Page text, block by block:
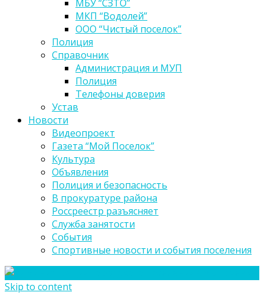
МБУ “СЗТО”
МКП “Водолей”
ООО “Чистый поселок”
Полиция
Справочник
Администрация и МУП
Полиция
Телефоны доверия
Устав
Новости
Видеопроект
Газета “Мой Поселок”
Культура
Объявления
Полиция и безопасность
В прокуратуре района
Россреестр разъясняет
Служба занятости
События
Спортивные новости и события поселения
Skip to content